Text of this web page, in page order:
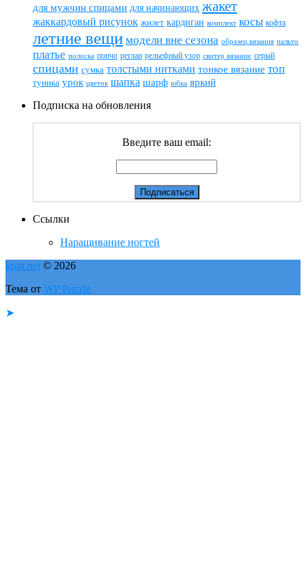
для мужчин спицами для начинающих жакет
жаккардовый рисунок жилет кардиган комплект косы кофта
летние вещи модели вне сезона образец вязания пальто
платье полоска пончо реглан рельефный узор свитер вязание серый
спицами сумка толстыми нитками тонкое вязание топ
туника урок цветок шапка шарф юбка яркий
Подписка на обновления
Введите ваш email:
Ссылки
Наращивание ногтей
knitt.net © 2026
Тема от WP Puzzle
➤